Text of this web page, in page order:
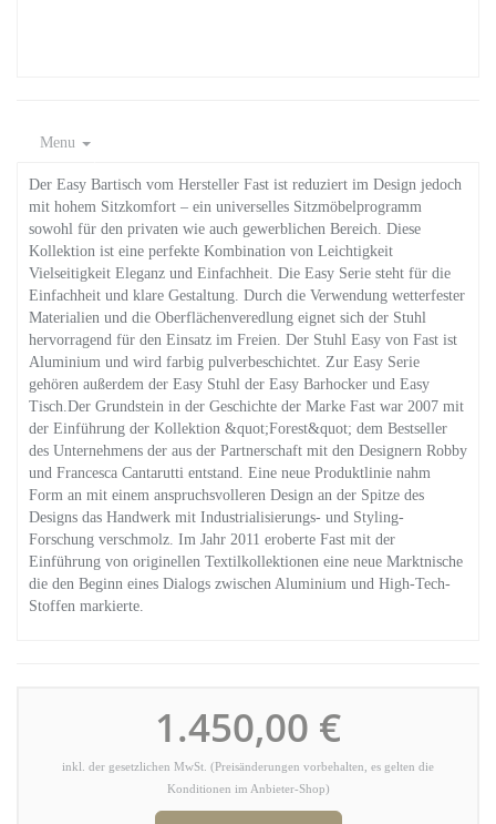
Menu
Der Easy Bartisch vom Hersteller Fast ist reduziert im Design jedoch
mit hohem Sitzkomfort – ein universelles Sitzmöbelprogramm
sowohl für den privaten wie auch gewerblichen Bereich. Diese
Kollektion ist eine perfekte Kombination von Leichtigkeit
Vielseitigkeit Eleganz und Einfachheit. Die Easy Serie steht für die
Einfachheit und klare Gestaltung. Durch die Verwendung wetterfester
Materialien und die Oberflächenveredlung eignet sich der Stuhl
hervorragend für den Einsatz im Freien. Der Stuhl Easy von Fast ist
Aluminium und wird farbig pulverbeschichtet. Zur Easy Serie
gehören außerdem der Easy Stuhl der Easy Barhocker und Easy
Tisch.Der Grundstein in der Geschichte der Marke Fast war 2007 mit
der Einführung der Kollektion &quot;Forest&quot; dem Bestseller
des Unternehmens der aus der Partnerschaft mit den Designern Robby
und Francesca Cantarutti entstand. Eine neue Produktlinie nahm
Form an mit einem anspruchsvolleren Design an der Spitze des
Designs das Handwerk mit Industrialisierungs- und Styling-
Forschung verschmolz. Im Jahr 2011 eroberte Fast mit der
Einführung von originellen Textilkollektionen eine neue Marktnische
die den Beginn eines Dialogs zwischen Aluminium und High-Tech-
Stoffen markierte.
1.450,00 €
inkl. der gesetzlichen MwSt. (Preisänderungen vorbehalten, es gelten die
Konditionen im Anbieter-Shop)